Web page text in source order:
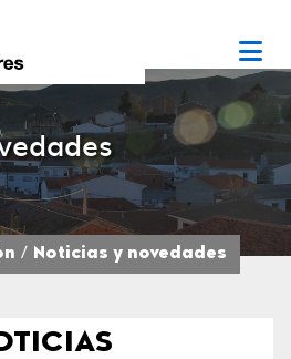
Noticias y novedades